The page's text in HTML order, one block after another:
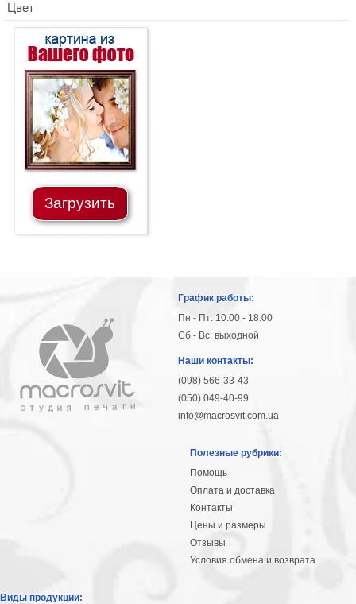
Цвет
Загрузить
График работы:
Пн - Пт: 10:00 - 18:00
Сб - Вс: выходной
Наши контакты:
(098) 566-33-43
(050) 049-40-99
info@macrosvit.com.ua
Полезные рубрики:
Помощь
Оплата и доставка
Контакты
Цены и размеры
Отзывы
Условия обмена и возврата
Виды продукции: